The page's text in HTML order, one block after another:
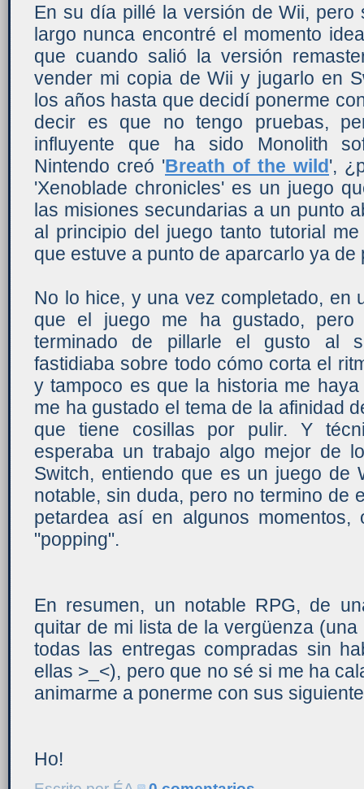
En su día pillé la versión de Wii, pero
largo nunca encontré el momento
que cuando salió la versión
vender mi copia de Wii y jugarlo en
los años hasta que decidí ponerme
decir es que no tengo pruebas,
influyente que ha sido Monolith
Nintendo creó 'Breath of the wild',
'Xenoblade chronicles' es un juego
las misiones secundarias a un punto
al principio del juego tanto tutorial
que estuve a punto de aparcarlo ya de
No lo hice, y una vez completado, en
que el juego me ha gustado, pero
terminado de pillarle el gusto al
fastidiaba sobre todo cómo corta el
y tampoco es que la historia me
me ha gustado el tema de la afinidad
que tiene cosillas por pulir. Y
esperaba un trabajo algo mejor de
Switch, entiendo que es un juego de
notable, sin duda, pero no termino de
petardea así en algunos
"popping".
En resumen, un notable RPG, de
quitar de mi lista de la vergüenza
todas las entregas compradas sin
ellas >_<), pero que no sé si me ha
animarme a ponerme con sus
Ho!